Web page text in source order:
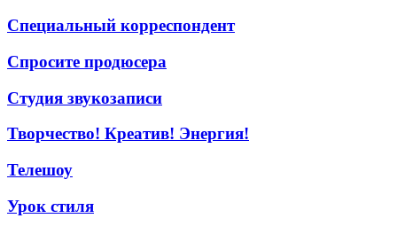
Специальный корреспондент
Спросите продюсера
Студия звукозаписи
Творчество! Креатив! Энергия!
Телешоу
Урок стиля